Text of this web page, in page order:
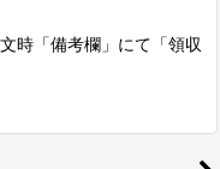
時「備考欄」にて「領収